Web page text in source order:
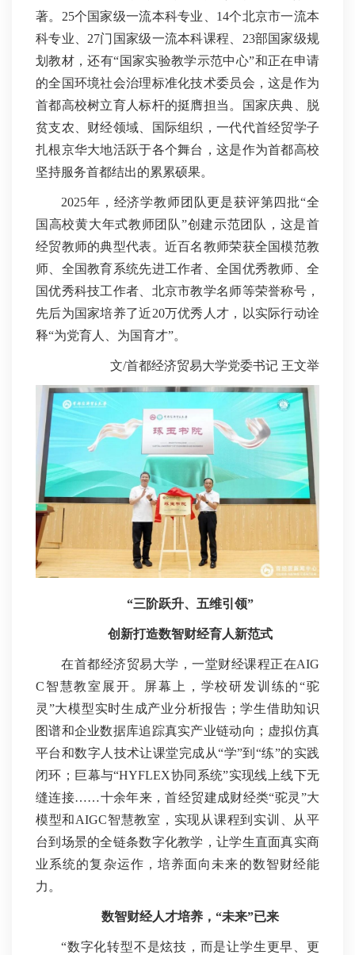
著。25个国家级一流本科专业、14个北京市一流本
科专业、27门国家级一流本科课程、23部国家级规
划教材，还有“国家实验教学示范中心”和正在申请
的全国环境社会治理标准化技术委员会，这是作为
首都高校树立育人标杆的挺膺担当。国家庆典、脱
贫支农、财经领域、国际组织，一代代首经贸学子
扎根京华大地活跃于各个舞台，这是作为首都高校
坚持服务首都结出的累累硕果。
2025年，经济学教师团队更是获评第四批“全
国高校黄大年式教师团队”创建示范团队，这是首
经贸教师的典型代表。近百名教师荣获全国模范教
师、全国教育系统先进工作者、全国优秀教师、全
国优秀科技工作者、北京市教学名师等荣誉称号，
先后为国家培养了近20万优秀人才，以实际行动诠
释“为党育人、为国育才”。
文/首都经济贸易大学党委书记 王文举
“三阶跃升、五维引领”
创新打造数智财经育人新范式
在首都经济贸易大学，一堂财经课程正在AIG
C智慧教室展开。屏幕上，学校研发训练的“驼
灵”大模型实时生成产业分析报告；学生借助知识
图谱和企业数据库追踪真实产业链动向；虚拟仿真
平台和数字人技术让课堂完成从“学”到“练”的实践
闭环；巨幕与“HYFLEX协同系统”实现线上线下无
缝连接……十余年来，首经贸建成财经类“驼灵”大
模型和AIGC智慧教室，实现从课程到实训、从平
台到场景的全链条数字化教学，让学生直面真实商
业系统的复杂运作，培养面向未来的数智财经能
力。
数智财经人才培养，“未来”已来
“数字化转型不是炫技，而是让学生更早、更